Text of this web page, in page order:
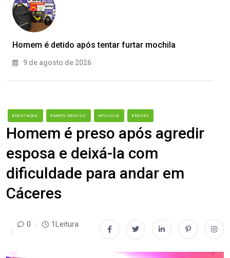
Homem é detido após tentar furtar mochila
9 de agosto de 2026
#DESTAQUE #MATO GROSSO #POLÍCIA #REDES
Homem é preso após agredir
esposa e deixá-la com
dificuldade para andar em
Cáceres
0 1Leitura